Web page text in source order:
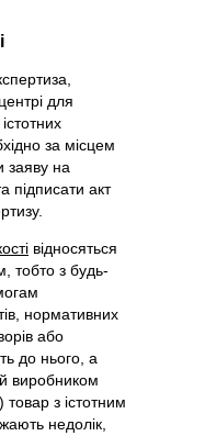
для
за місцем
заяву на
підписати акт
відносяться
тобто з будь-
нормативних
або
до нього, а
виробником
з істотним
недолік,